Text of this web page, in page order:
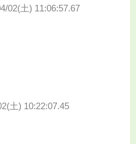
02(土) 11:06:57.67
土) 10:22:07.45